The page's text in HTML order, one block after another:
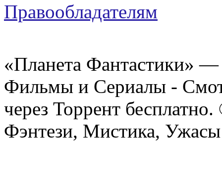
Правообладателям
«Планета Фантастики»
Фильмы и Сериалы -
через Торрент
Фэнтези, Мистика,